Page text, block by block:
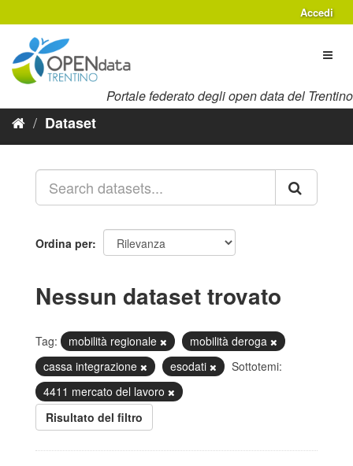
al
contenuto
Accedi
Portale federato degli open data del Trentino
Dataset
Ordina per
Nessun dataset trovato
Tag: mobilità regionale
mobilità deroga
cassa integrazione
esodati
Sottotemi:
4411 mercato del lavoro
Risultato del filtro